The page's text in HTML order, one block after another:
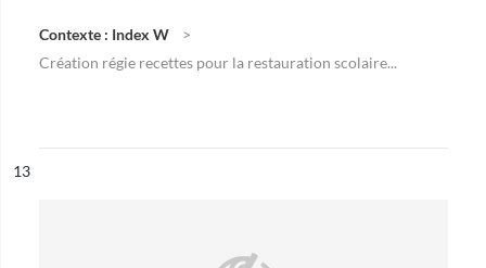
Contexte : Index W
Création régie recettes pour la restauration scolaire...
n°
13